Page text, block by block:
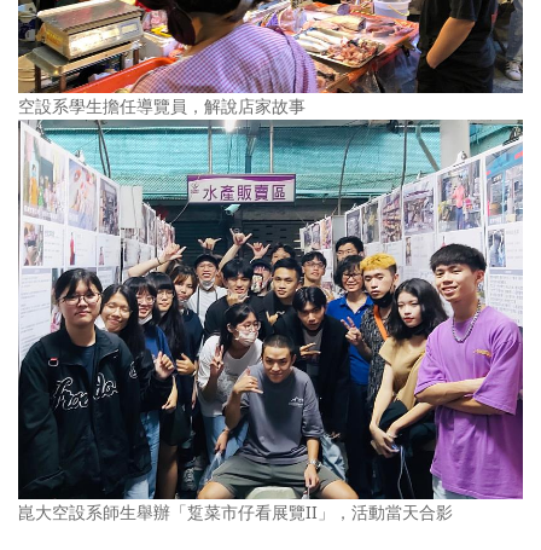
空設系學生擔任導覽員，解說店家故事
崑大空設系師生舉辦「踅菜市仔看展覽II」，活動當天合影